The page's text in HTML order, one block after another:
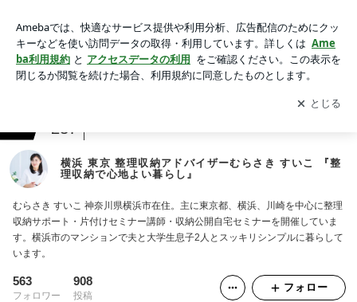
心地よい暮らし』
アプリをダウンロードして ブログの更新通知
を受け取りまし
ょう。
開く
237
横浜 東京 整理収納アドバイザーむらさき すいこ 『整
理収納で心地よい暮らし』
むらさき すいこ 神奈川県横浜市在住。主に東京都、横浜、川崎を中心に整理
収納サポート・片付けセミナー講師・収納公開自宅セミナーを開催していま
す。横浜市のマンションで夫と大学生息子2人とスッキリシンプルに暮らして
います。
563
フォロワー
908
投稿
フォロー